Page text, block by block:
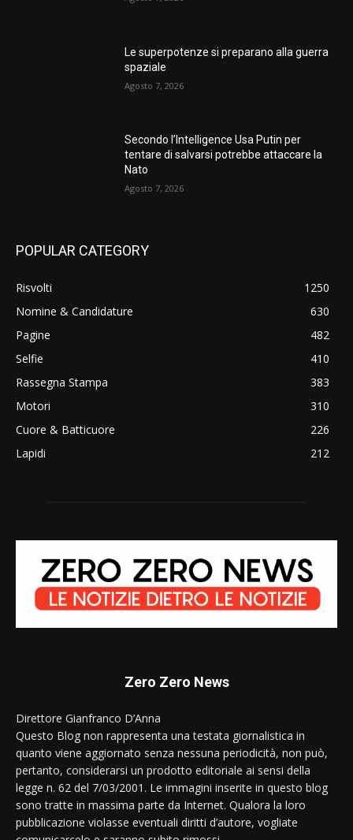
Le superpotenze si preparano alla guerra
spaziale
Agosto 7, 2026
Secondo l’Intelligence Usa Putin per
tentare di salvarsi potrebbe attaccare la
Nato
Agosto 7, 2026
POPULAR CATEGORY
Risvolti
1250
Nomine & Candidature
630
Pagine
482
Selfie
410
Rassegna Stampa
383
Motori
310
Cuore & Batticuore
226
Lapidi
212
Zero Zero News
Direttore Gianfranco D’Anna
Questo Blog non rappresenta una testata giornalistica in
quanto viene aggiornato senza nessuna periodicità, non può,
pertanto, considerarsi un prodotto editoriale ai sensi della
legge n. 62 del 7/03/2001. Le immagini inserite in questo blog
sono tratte in massima parte da Internet. Qualora la loro
pubblicazione violasse eventuali diritti d’autore, vogliate